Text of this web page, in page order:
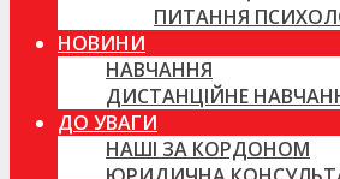
ПИТАННЯ
НОВИНИ
НАВЧАННЯ
ДИСТАНЦІЙНЕ
ДО УВАГИ
НАШІ ЗА КОРДОНОМ